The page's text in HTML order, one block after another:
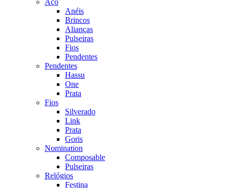
Anéis
Brincos
Alianças
Pulseiras
Fios
Pendentes
Pendentes
Hassu
One
Prata
Fios
Silverado
Link
Prata
Goris
Nomination
Composable
Pulseiras
Relógios
Festina